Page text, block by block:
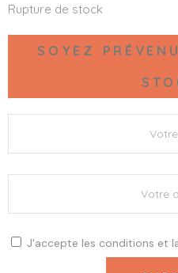
Rupture de stock
SOYEZ
J'accepte les conditions et